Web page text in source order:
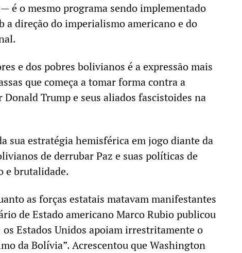
é o mesmo programa sendo implementado
a direção do imperialismo americano e do
e dos pobres bolivianos é a expressão mais
que começa a tomar forma contra a
Trump e seus aliados fascistoides na
sua estratégia hemisférica em jogo diante da
de derrubar Paz e suas políticas de
e brutalidade.
as forças estatais matavam manifestantes
de Estado americano Marco Rubio publicou
Estados Unidos apoiam irrestritamente o
da Bolívia”. Acrescentou que Washington